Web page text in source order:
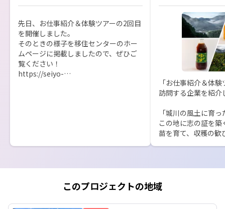
先日、お仕事紹介＆体験ツアーの2回目
を開催しました。
そのときの様子を移住センターのホー
ムページに掲載しましたので、ぜひご
覧ください！
https://seiyo-
「お仕事紹介＆体
訪問する企業を紹介
「城川の風土に育
この地に志の証を
苗を育て、収穫の歓
界も見据えた会社で
▽(株）味彩▽
このプロジェクトの地域